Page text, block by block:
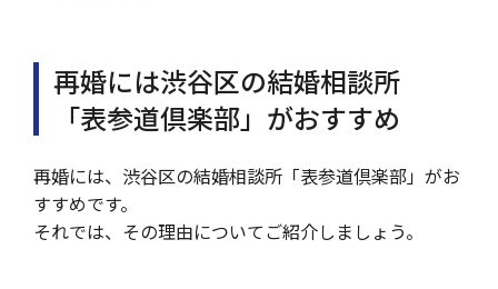
再婚には渋谷区の結婚相談所
「表参道倶楽部」がおすすめ
再婚には、渋谷区の結婚相談所「表参道倶楽部」がお
すすめです。
それでは、その理由についてご紹介しましょう。